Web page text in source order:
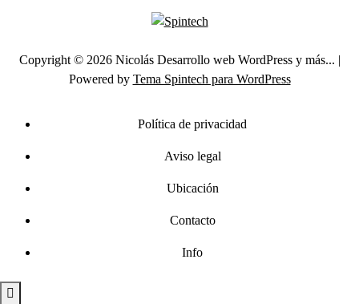
Copyright © 2026 Nicolás Desarrollo web WordPress y más... |
Powered by Tema Spintech para WordPress
Política de privacidad
Aviso legal
Ubicación
Contacto
Info